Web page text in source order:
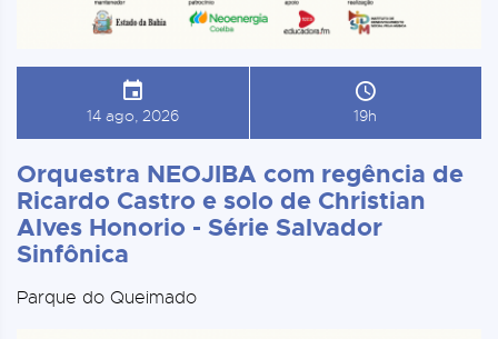
14 ago, 2026 19h
Orquestra NEOJIBA com regência de
Ricardo Castro e solo de Christian
Alves Honorio - Série Salvador
Sinfônica
Parque do Queimado